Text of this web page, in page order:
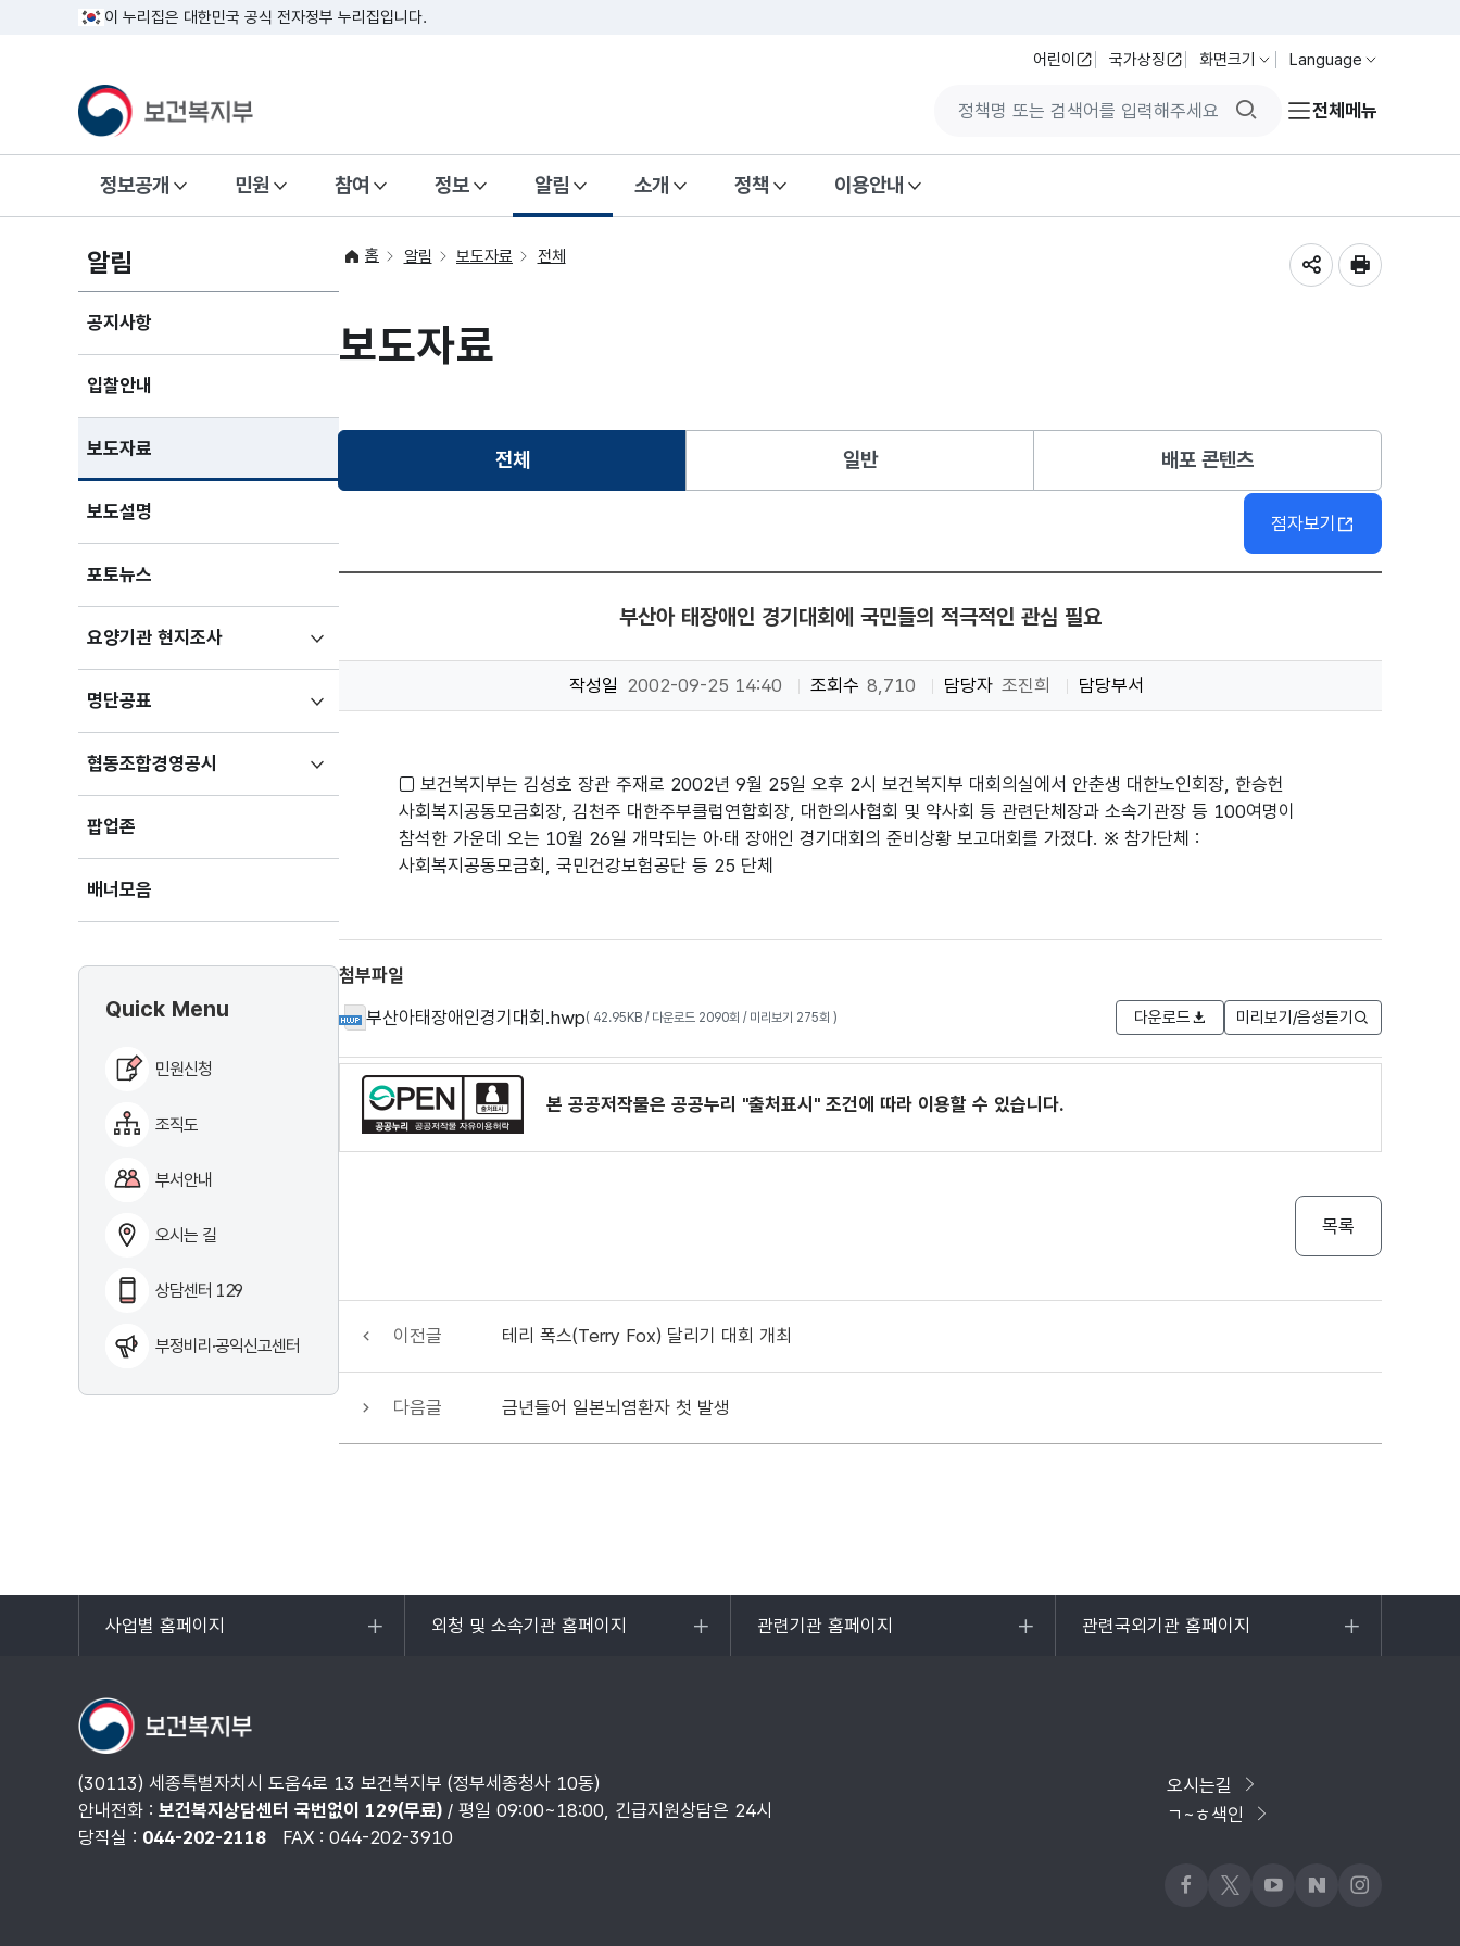
이 누리집은 대한민국 공식 전자정부 누리집입니다.
어린이 국가상징 화면크기 Language
검색버튼전체메뉴
정보공개 민원 참여 정보 알림 소개 정책 이용안내
알림
공지사항
입찰안내
보도자료
보도설명
포토뉴스
요양기관 현지조사하위메뉴
펼치기
명단공표
펼치기
협동조합경영공시
펼치기
팝업존
배너모음
Quick Menu
민원신청
조직도
부서안내
오시는 길
상담센터 129
부정비리·공익신고센터
홈 알림 보도자료 전체
보도자료
전체선택됨 일반 배포 콘텐츠
점자보기
부산아 태장애인 경기대회에 국민들의 적극적인 관심 필요
작성일 2002-09-25 14:40 조회수 8,710 담당자 조진희 담당부서
□ 보건복지부는 김성호 장관 주재로 2002년 9월 25일 오후 2시 보건복지부 대회의실에서 안춘생 대한노인회장, 한승헌
사회복지공동모금회장, 김천주 대한주부클럽연합회장, 대한의사협회 및 약사회 등 관련단체장과 소속기관장 등 100여명이
참석한 가운데 오는 10월 26일 개막되는 아·태 장애인 경기대회의 준비상황 보고대회를 가졌다. ※ 참가단체 :
사회복지공동모금회, 국민건강보험공단 등 25 단체
첨부파일
부산아태장애인경기대회.hwp( 42.95KB / 다운로드 2090회 / 미리보기 275회 ) 다운로드 미리보기/음성듣기
본 공공저작물은 공공누리 "출처표시" 조건에 따라 이용할 수 있습니다.
목록
이전글 테리 폭스(Terry Fox) 달리기 대회 개최
다음글 금년들어 일본뇌염환자 첫 발생
사업별 홈페이지
목록
외청 및 소속기관 홈페이지
목록
관련기관 홈페이지
목록
관련국외기관 홈페이지
목록
(30113) 세종특별자치시 도움4로 13 보건복지부 (정부세종청사 10동)
안내전화 : 보건복지상담센터 국번없이 129(무료) / 평일 09:00~18:00, 긴급지원상담은 24시
당직실 : 044-202-2118 FAX : 044-202-3910
오시는길
ㄱ~ㅎ색인
페이스북
x 유튜브네이버블로그
인스타그램